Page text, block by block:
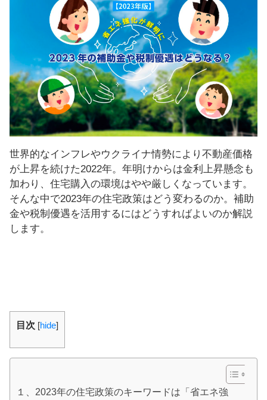
す
！
世界的なインフレやウクライナ情勢により不動産価格
が上昇を続けた2022年。年明けからは金利上昇懸念も
加わり、住宅購入の環境はやや厳しくなっています。
そんな中で2023年の住宅政策はどう変わるのか。補助
金や税制優遇を活用するにはどうすればよいのか解説
します。
目次 [hide]
１、2023年の住宅政策のキーワードは「省エネ強